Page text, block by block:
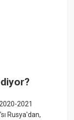
2021
Rusya'dan,